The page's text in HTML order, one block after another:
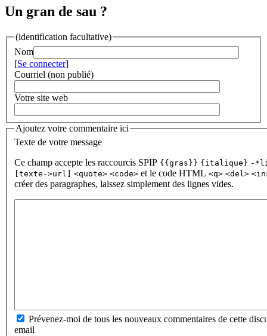
Un gran de sau ?
(identification facultative)
Nom
[Se connecter]
Courriel (non publié)
Votre site web
Ajoutez votre commentaire ici
Texte de votre message
Ce champ accepte les raccourcis SPIP {{gras}} {italique} -
[texte->url]
<quote> <code> et le code HTML <q> <del>
créer des paragraphes, laissez simplement des lignes vides.
Prévenez-moi de tous les nouveaux commentaires de cette
email